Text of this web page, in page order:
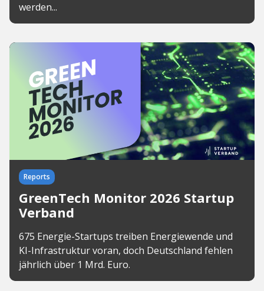
werden...
Reports
GreenTech Monitor 2026 Startup
Verband
675 Energie-Startups treiben Energiewende und
KI-Infrastruktur voran, doch Deutschland fehlen
jährlich über 1 Mrd. Euro.